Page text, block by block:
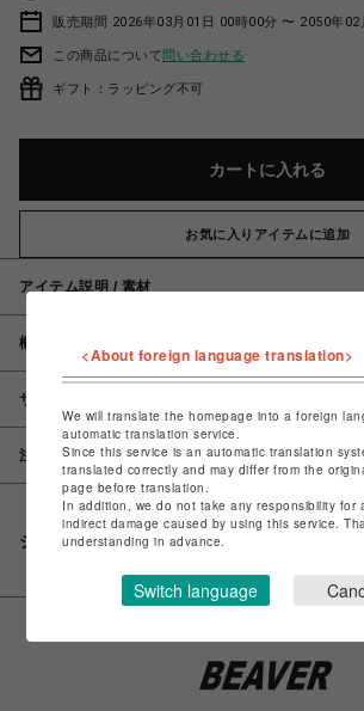
販売期間 2026年03月01日 00時00分 〜 2050年02
この商品について問い合わせる
ギフト：ラッピング不可
カートに入れる
お気に入りアイテムに追加
アイテム説明 / 素材
概要
サイズ
注意事項
シェアする
<About foreign language translation>
We will translate the homepage into a foreign
automatic translation service.
Since this service is an automatic translation
translated correctly and may differ from the
page before translation.
In addition, we do not take any responsibility for
indirect damage caused by using this service.
understanding in advance.
Switch language